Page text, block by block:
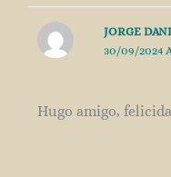
JORGE
30/09/2024
Hugo amigo,